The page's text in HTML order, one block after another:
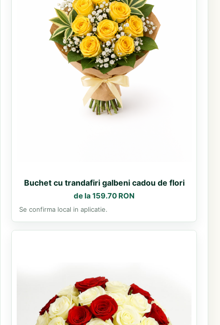
Buchet cu trandafiri galbeni cadou de flori
de la 159.70 RON
Se confirma local in aplicatie.